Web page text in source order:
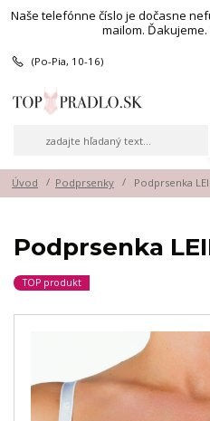
Naše telefónne číslo je dočasne
mailom.
(Po-Pia, 10-16)
Úvod Podprsenky Podprsenka
Podprsenka
TOP produkt